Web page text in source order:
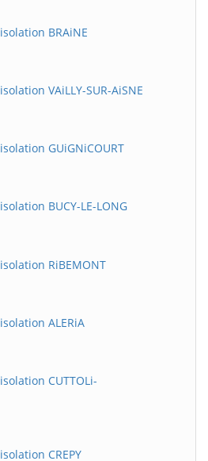
BRAiNE
VAiLLY-SUR-AiSNE
GUiGNiCOURT
BUCY-LE-LONG
RiBEMONT
ALERiA
CUTTOLi-
CREPY